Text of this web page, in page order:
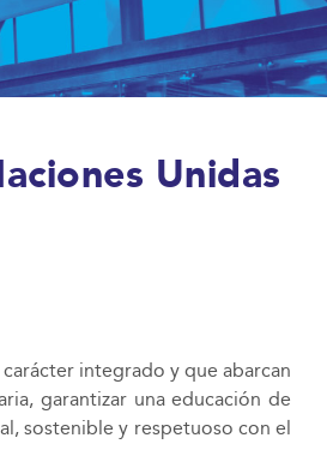
Unidas
integrado y que abarcan
garantizar una educación de
sostenible y respetuoso con el